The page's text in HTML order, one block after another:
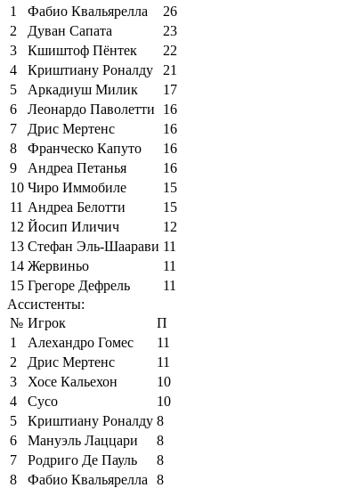
1
Фабио Квальярелла
26
2
Дуван Сапата
23
3
Кшиштоф Пёнтек
22
4
Криштиану Роналду
21
5
Аркадиуш Милик
17
6
Леонардо Паволетти
16
7
Дрис Мертенс
16
8
Франческо Капуто
16
9
Андреа Петанья
16
10 Чиро Иммобиле
15
11 Андреа Белотти
15
12 Йосип Иличич
12
13 Стефан Эль-Шаарави 11
14 Жервиньо
11
15 Грегоре Дефрель
11
Ассистенты:
№ Игрок
П
1
Алехандро Гомес
11
2
Дрис Мертенс
11
3
Хосе Кальехон
10
4
Сусо
10
5
Криштиану Роналду 8
6
Мануэль Лаццари
8
7
Родриго Де Пауль
8
8
Фабио Квальярелла
8